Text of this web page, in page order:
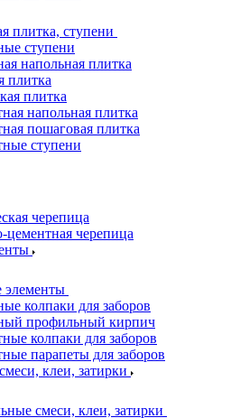
плитка, ступени
ступени
напольная плитка
плитка
плитка
напольная плитка
пошаговая плитка
ступени
черепица
цементная черепица
элементы
колпаки для заборов
профильный кирпич
колпаки для заборов
парапеты для заборов
клеи, затирки
смеси, клеи, затирки